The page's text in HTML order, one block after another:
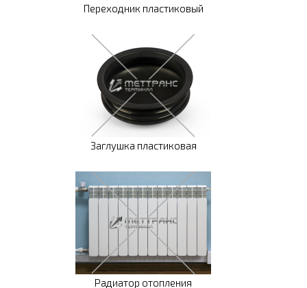
Переходник пластиковый
Заглушка пластиковая
Радиатор отопления